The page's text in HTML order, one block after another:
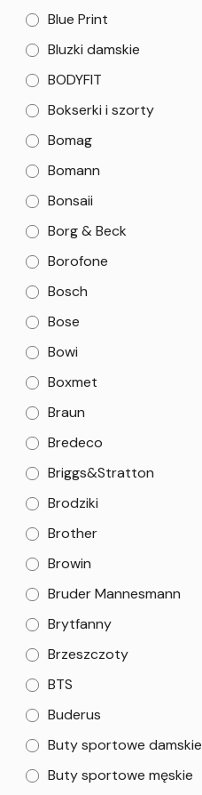
Blue Print
Bluzki damskie
BODYFIT
Bokserki i szorty
Bomag
Bomann
Bonsaii
Borg & Beck
Borofone
Bosch
Bose
Bowi
Boxmet
Braun
Bredeco
Briggs&Stratton
Brodziki
Brother
Browin
Bruder Mannesmann
Brytfanny
Brzeszczoty
BTS
Buderus
Buty sportowe damskie
Buty sportowe męskie